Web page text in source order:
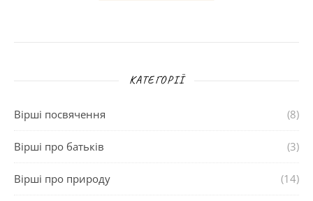
КАТЕГОРІЇ
Вірші посвячення (8)
Вірші про батьків (3)
Вірші про природу (14)